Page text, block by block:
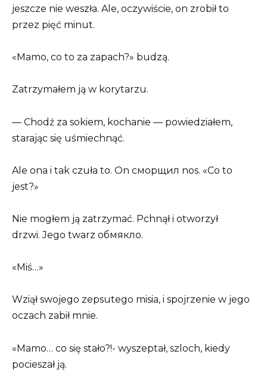
jeszcze nie weszła. Ale, oczywiście, on zrobił to
przez pięć minut.
«Mamo, co to za zapach?» budzą.
Zatrzymałem ją w korytarzu.
— Chodź za sokiem, kochanie — powiedziałem,
starając się uśmiechnąć.
Ale ona i tak czuła to. On сморщил nos. «Co to
jest?»
Nie mogłem ją zatrzymać. Pchnął i otworzył
drzwi. Jego twarz обмякло.
«Miś…»
Wziął swojego zepsutego misia, i spojrzenie w jego
oczach zabił mnie.
«Mamo… co się stało?!- wyszeptał, szloch, kiedy
pocieszał ją.